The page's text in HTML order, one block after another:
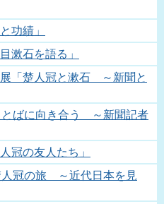
功績」
漱石を語る」
「楚人冠と漱石 ～新聞と
とばに向き合う ～新聞記者
冠の友人たち」
人冠の旅 ～近代日本を見